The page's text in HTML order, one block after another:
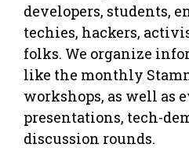
developers, students,
techies, hackers,
folks. We organize
like the monthly
workshops, as well as
presentations, tech-
discussion rounds.